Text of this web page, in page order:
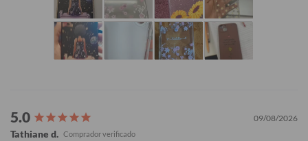
09/08/2026
Tathiane d.